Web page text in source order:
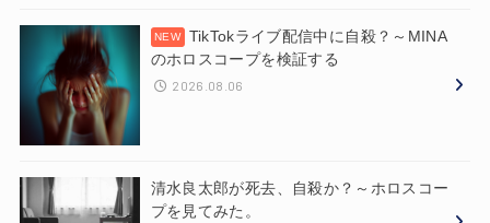
TikTokライブ配信中に自殺？～MINA
のホロスコープを検証する
2026.08.06
清水良太郎が死去、自殺か？～ホロスコー
プを見てみた。